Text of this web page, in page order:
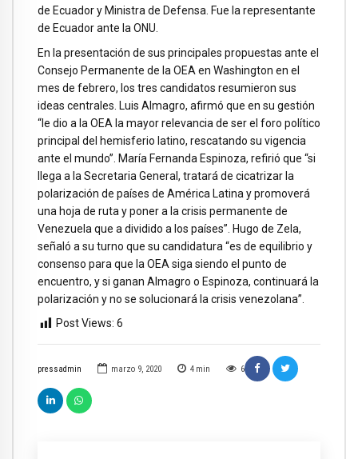
pressadmin marzo 9, 2020 4 min 6
de Ecuador y Ministra de Defensa. Fue la representante
de Ecuador ante la ONU.
En la presentación de sus principales propuestas ante el
Consejo Permanente de la OEA en Washington en el
mes de febrero, los tres candidatos resumieron sus
ideas centrales. Luis Almagro, afirmó que en su gestión
“le dio a la OEA la mayor relevancia de ser el foro político
principal del hemisferio latino, rescatando su vigencia
ante el mundo”. María Fernanda Espinoza, refirió que “si
llega a la Secretaria General, tratará de cicatrizar la
polarización de países de América Latina y promoverá
una hoja de ruta y poner a la crisis permanente de
Venezuela que a dividido a los países”. Hugo de Zela,
señaló a su turno que su candidatura “es de equilibrio y
consenso para que la OEA siga siendo el punto de
encuentro, y si ganan Almagro o Espinoza, continuará la
polarización y no se solucionará la crisis venezolana”.
Post Views: 6